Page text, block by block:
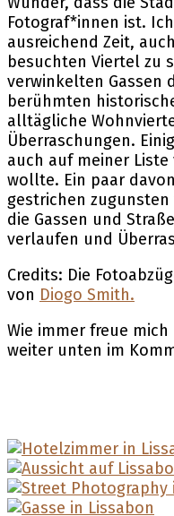
Fotograf*innen ist.
ausreichend Zeit,
besuchten Viertel zu
verwinkelten Gassen
berühmten
alltägliche
Überraschungen.
auch auf meiner
wollte. Ein paar
gestrichen
die Gassen und
verlaufen und
Credits: Die
von Diogo Smith.
Wie immer freue
weiter unten im